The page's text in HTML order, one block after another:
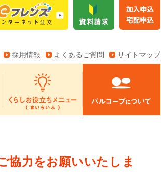
採用情報 よくあるご質問 サイトマップ
協力をお願いいたしま